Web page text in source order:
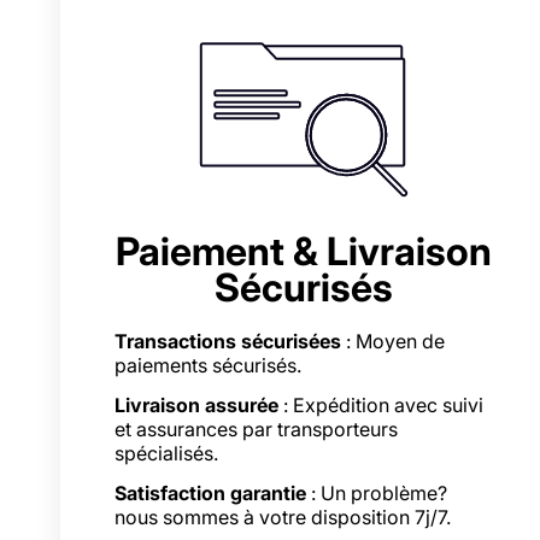
Paiement & Livraison
Sécurisés
Transactions sécurisées : Moyen de
paiements sécurisés.
Livraison assurée : Expédition avec suivi
et assurances par transporteurs
spécialisés.
Satisfaction garantie : Un problème?
nous sommes à votre disposition 7j/7.